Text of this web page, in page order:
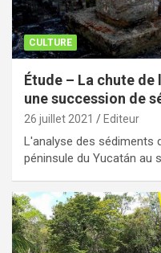
CULTURE
Étude – La chute de
une succession de
26 juillet 2021 Editeur
L'analyse des sédiments
péninsule du Yucatán au